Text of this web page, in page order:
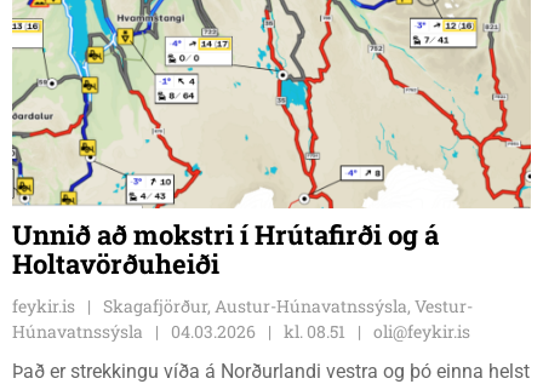
Unnið að mokstri í Hrútafirði og á
Holtavörðuheiði
feykir.is
Skagafjörður, Austur-Húnavatnssýsla, Vestur-
Húnavatnssýsla
04.03.2026 kl. 08.51
oli@feykir.is
Það er strekkingu víða á Norðurlandi vestra og þó einna helst